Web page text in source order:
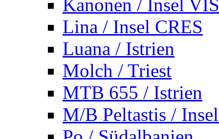
Kanonen / Insel VIS
Lina / Insel CRES
Luana / Istrien
Molch / Triest
MTB 655 / Istrien
M/B Peltastis /